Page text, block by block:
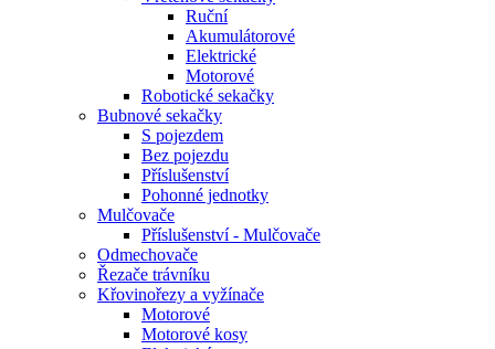
Ruční
Akumulátorové
Elektrické
Motorové
Robotické sekačky
Bubnové sekačky
S pojezdem
Bez pojezdu
Příslušenství
Pohonné jednotky
Mulčovače
Příslušenství - Mulčovače
Odmechovače
Řezače trávníku
Křovinořezy a vyžínače
Motorové
Motorové kosy